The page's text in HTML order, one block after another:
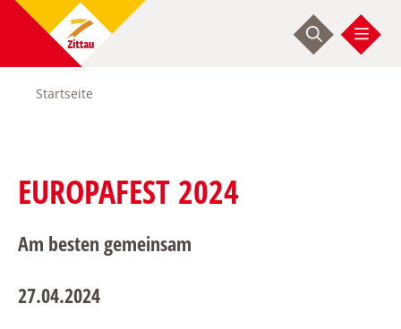
Direkt
Startseite
EUROPAFEST 2024
Am besten gemeinsam
27.04.2024